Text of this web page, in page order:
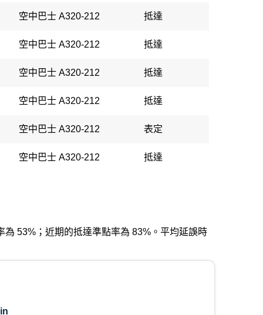
空中巴士 A320-212 抵達
空中巴士 A320-212 抵達
空中巴士 A320-212 抵達
空中巴士 A320-212 抵達
空中巴士 A320-212 表定
空中巴士 A320-212 抵達
53%；近期的抵達準點率為 83%。平均延誤時